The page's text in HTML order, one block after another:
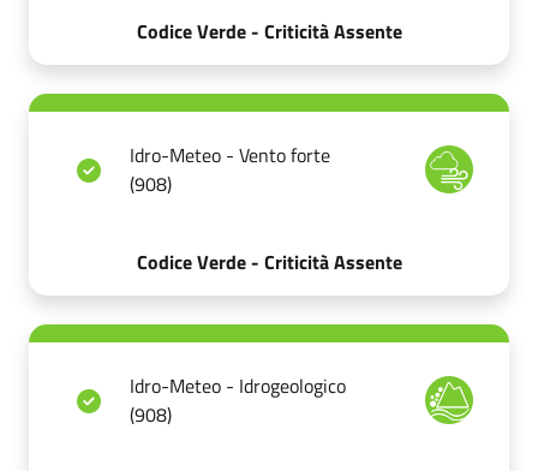
Codice Verde - Criticità Assente
Idro-Meteo - Vento forte
(908)
Codice Verde - Criticità Assente
Idro-Meteo - Idrogeologico
(908)